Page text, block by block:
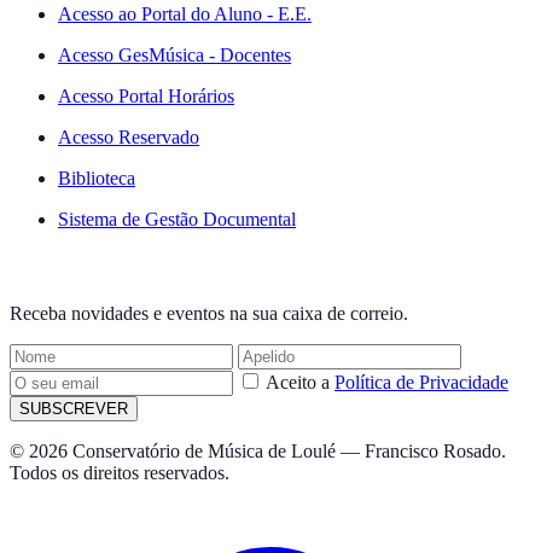
Acesso ao Portal do Aluno - E.E.
Acesso GesMúsica - Docentes
Acesso Portal Horários
Acesso Reservado
Biblioteca
Sistema de Gestão Documental
Receba novidades e eventos na sua caixa de correio.
Aceito a Política de Privacidade
SUBSCREVER
© 2026 Conservatório de Música de Loulé — Francisco Rosado.
Todos os direitos reservados.